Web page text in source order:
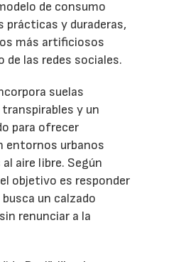
de consumo
prácticas y duraderas,
más artificiosos
de las redes sociales.
suelas
y un
para ofrecer
entornos urbanos
aire libre. Según
objetivo es responder
un calzado
renunciar a la